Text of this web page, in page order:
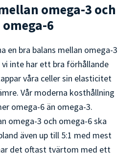
omega-3 och
omega-6
en bra balans mellan omega-3
inte har ett bra förhållande
våra celler sin elasticitet
Vår moderna kosthållning
omega-6 än omega-3.
omega-3 och omega-6 ska
även up till 5:1 med mest
det oftast tvärtom med ett